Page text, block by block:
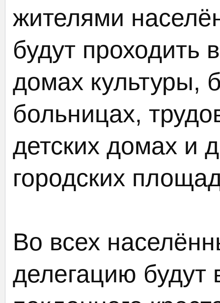
жителями
будут проходить
домах культуры,
больницах,
детских домах и
городских
Во всех
делегацию будут